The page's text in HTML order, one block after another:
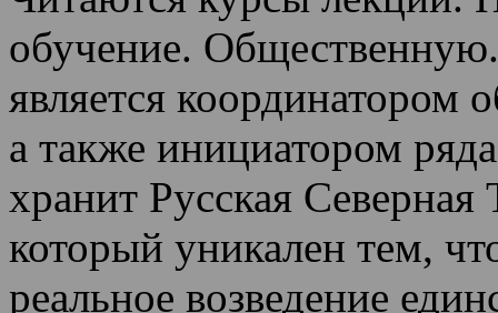
обучение.
является
а также инициатором
хранит Русская
который уникален тем,
реальное возведение